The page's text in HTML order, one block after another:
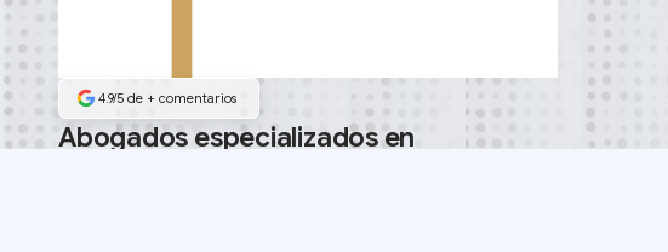
4.9/5 de + comentarios
Abogados especializados en